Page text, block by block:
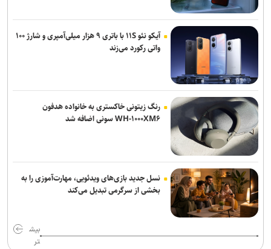
آیکو نئو ۱۱S با باتری ۹ هزار میلی‌آمپری و شارژ ۱۰۰
واتی رکورد می‌زند
رنگ زیتونی خاکستری به خانواده هدفون
WH-۱۰۰۰XM۶ سونی اضافه شد
نسل جدید بازی‌های ویدئویی، مهارت‌آموزی را به
بخشی از سرگرمی تبدیل می‌کند
بیش
تر